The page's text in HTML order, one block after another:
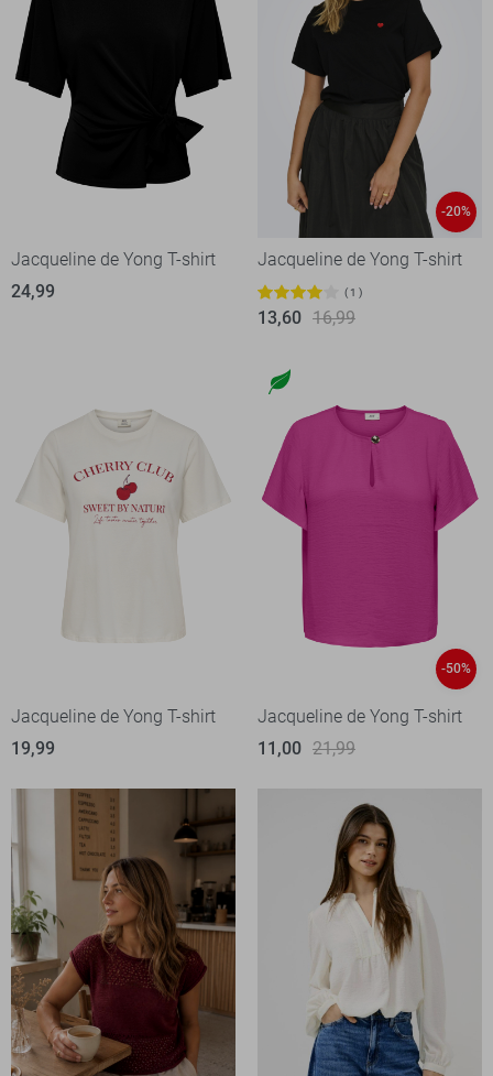
Jacqueline de Yong T-shirt
24,99
-20%
Jacqueline de Yong T-shirt
1
13,60 16,99
Jacqueline de Yong T-shirt
19,99
-50%
Jacqueline de Yong T-shirt
11,00 21,99